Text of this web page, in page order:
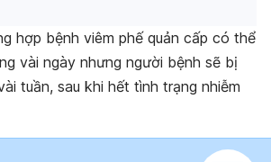
hợp bệnh viêm phế quản cấp có thể
vài ngày nhưng người bệnh sẽ bị
tuần, sau khi hết tình trạng nhiễm